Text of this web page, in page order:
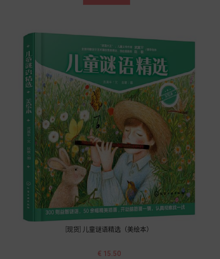
[现货] 儿童谜语精选（美绘本）
价
€ 15.50